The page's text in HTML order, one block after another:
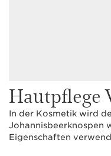
Hautpflege
In der Kosmetik wird
Johannisbeerknospen
Eigenschaften